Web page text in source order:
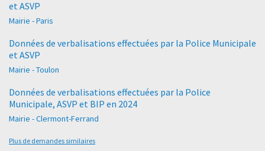
et ASVP
Mairie - Paris
Données de verbalisations effectuées par la Police Municipale
et ASVP
Mairie - Toulon
Données de verbalisations effectuées par la Police
Municipale, ASVP et BIP en 2024
Mairie - Clermont-Ferrand
Plus de demandes similaires